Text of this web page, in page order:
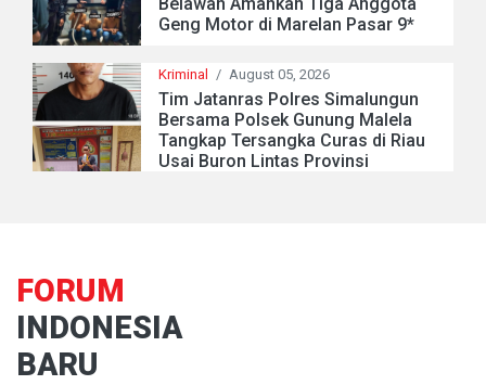
Geng Motor di Marelan Pasar 9*
Kriminal / August 05, 2026
Tim Jatanras Polres Simalungun
Bersama Polsek Gunung Malela
Tangkap Tersangka Curas di Riau
Usai Buron Lintas Provinsi
FORUM
INDONESIA
BARU